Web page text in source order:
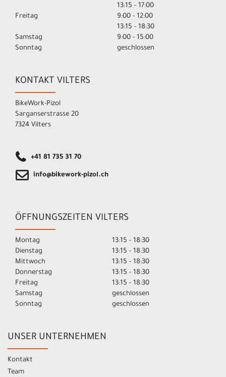
13:15 - 17:00
Freitag
9:00 - 12:00
13:15 - 18:30
Samstag
9:00 - 15:00
Sonntag
geschlossen
KONTAKT VILTERS
BikeWork-Pizol
Sarganserstrasse 20
7324 Vilters
+41 81 735 31 70
info@bikework-pizol.ch
ÖFFNUNGSZEITEN VILTERS
Montag
13:15 - 18:30
Dienstag
13:15 - 18:30
Mittwoch
13:15 - 18:30
Donnerstag
13:15 - 18:30
Freitag
13:15 - 18:30
Samstag
geschlossen
Sonntag
geschlossen
UNSER UNTERNEHMEN
Kontakt
Team